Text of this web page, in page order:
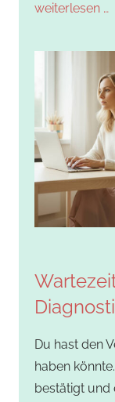
weiterlesen …
Du hast den
haben
bestätigt und